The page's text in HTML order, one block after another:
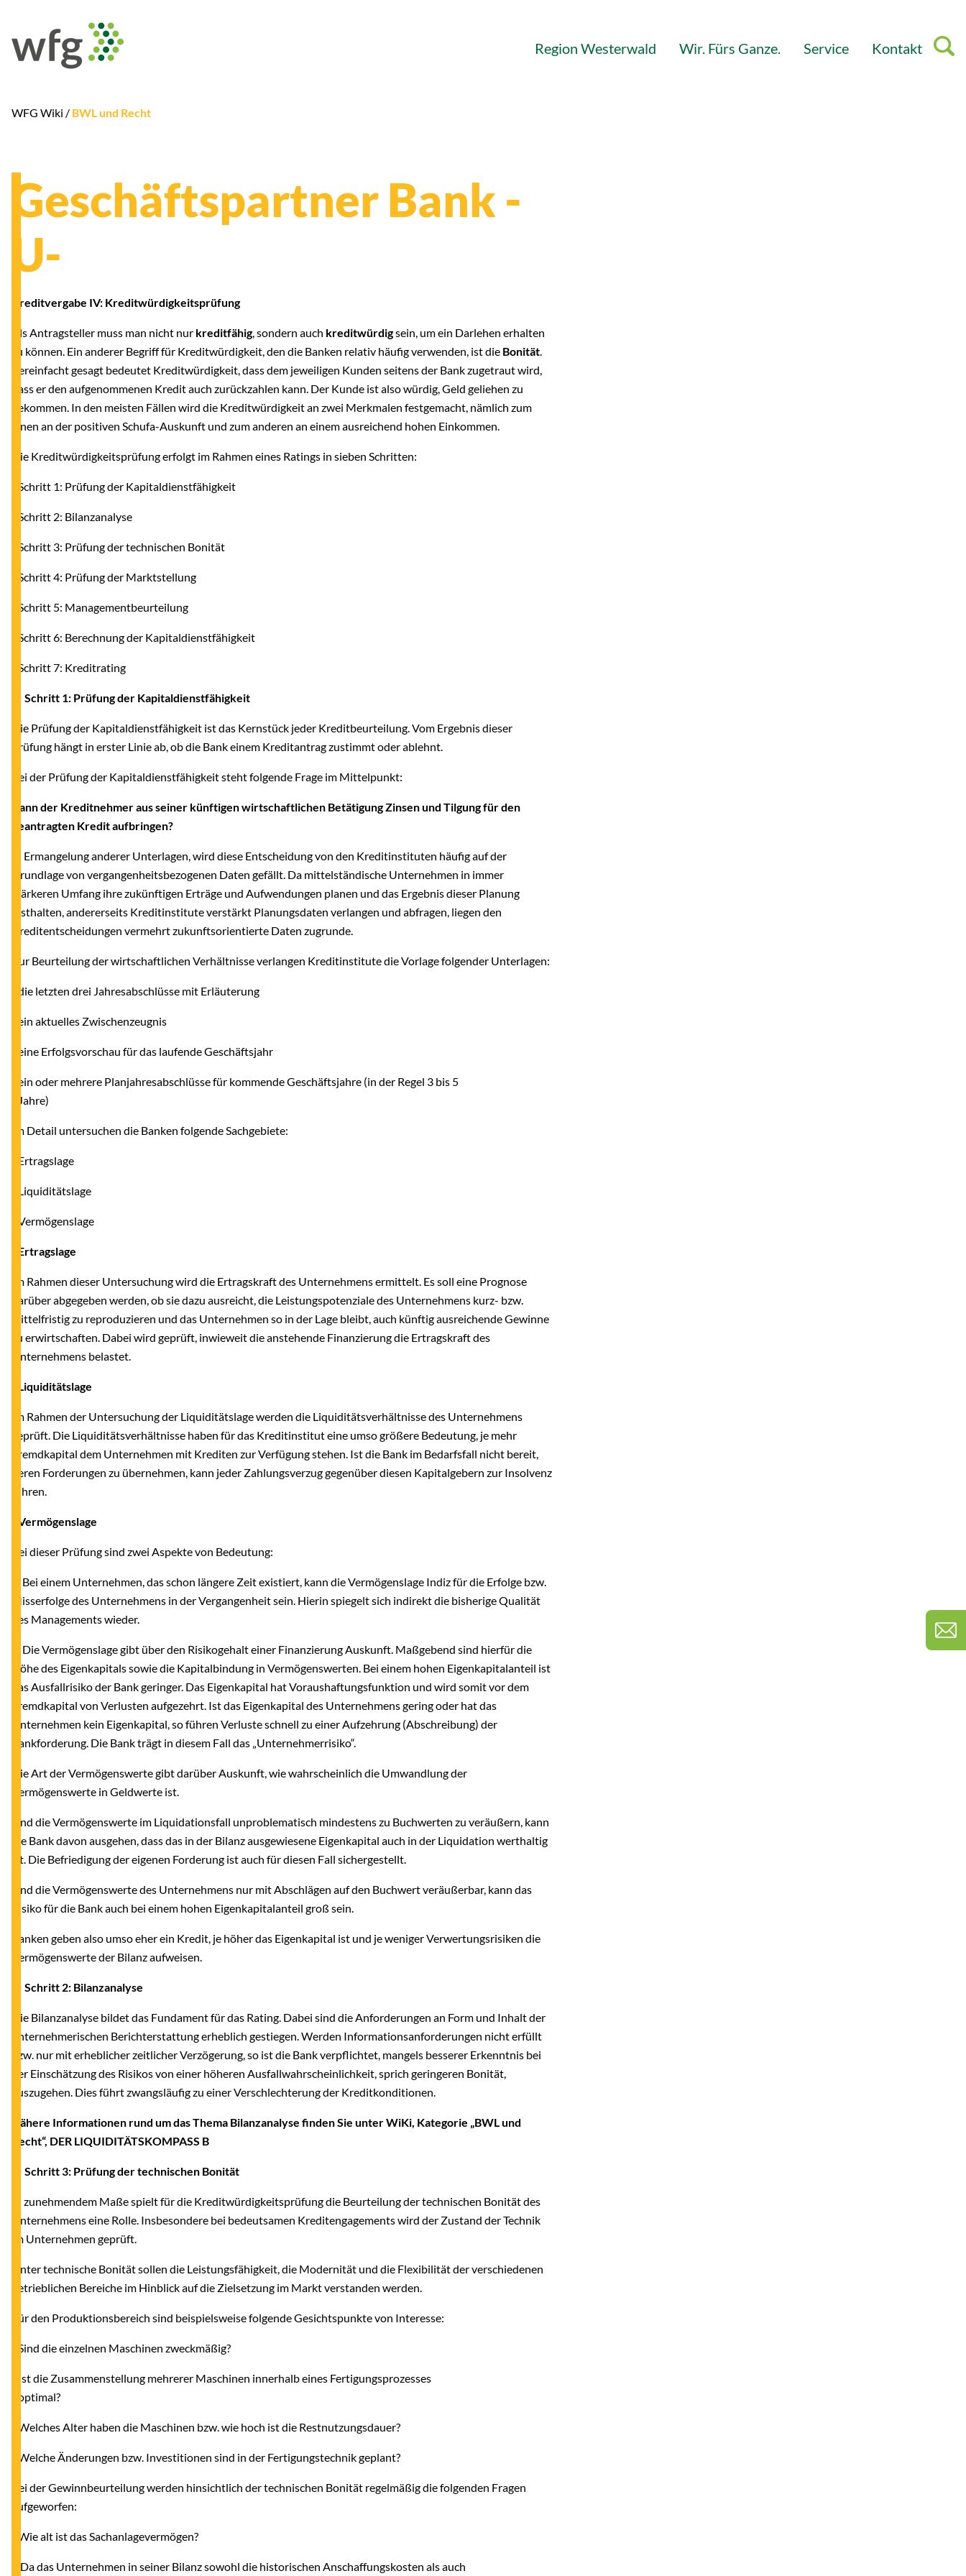
Region Westerwald Wir. Fürs Ganze. Service Kontakt
WFG Wiki / BWL und Recht
Geschäftspartner Bank -
U-
Kreditvergabe IV: Kreditwürdigkeitsprüfung
Als Antragsteller muss man nicht nur kreditfähig, sondern auch kreditwürdigsein, um ein Darlehen erhalten
zu können. Ein anderer Begriff für Kreditwürdigkeit, den die Banken relativ häufig verwenden, ist die Bonität.
Vereinfacht gesagt bedeutet Kreditwürdigkeit, dass dem jeweiligen Kunden seitens der Bank zugetraut wird,
dass er den aufgenommenen Kredit auch zurückzahlen kann. Der Kunde ist also würdig, Geld geliehen zu
bekommen. In den meisten Fällen wird die Kreditwürdigkeit an zwei Merkmalen festgemacht, nämlich zum
einen an der positiven Schufa-Auskunft und zum anderen an einem ausreichend hohen Einkommen.
Die Kreditwürdigkeitsprüfung erfolgt im Rahmen eines Ratings in sieben Schritten:
- Schritt 1: Prüfung der Kapitaldienstfähigkeit
- Schritt 2: Bilanzanalyse
- Schritt 3: Prüfung der technischen Bonität
- Schritt 4: Prüfung der Marktstellung
- Schritt 5: Managementbeurteilung
- Schritt 6: Berechnung der Kapitaldienstfähigkeit
- Schritt 7: Kreditrating
● Schritt 1: Prüfung der Kapitaldienstfähigkeit
Die Prüfung der Kapitaldienstfähigkeit ist das Kernstück jeder Kreditbeurteilung. Vom Ergebnis dieser
Prüfung hängt in erster Linie ab, ob die Bank einem Kreditantrag zustimmt oder ablehnt.
Bei der Prüfung der Kapitaldienstfähigkeit steht folgende Frage im Mittelpunkt:
Kann der Kreditnehmer aus seiner künftigen wirtschaftlichen Betätigung Zinsen und Tilgung für den
beantragten Kredit aufbringen?
In Ermangelung anderer Unterlagen, wird diese Entscheidung von den Kreditinstituten häufig auf der
Grundlage von vergangenheitsbezogenen Daten gefällt. Da mittelständische Unternehmen in immer
stärkeren Umfang ihre zukünftigen Erträge und Aufwendungen planen und das Ergebnis dieser Planung
festhalten, andererseits Kreditinstitute verstärkt Planungsdaten verlangen und abfragen, liegen den
Kreditentscheidungen vermehrt zukunftsorientierte Daten zugrunde.
Zur Beurteilung der wirtschaftlichen Verhältnisse verlangen Kreditinstitute die Vorlage folgender Unterlagen:
- die letzten drei Jahresabschlüsse mit Erläuterung
- ein aktuelles Zwischenzeugnis
- eine Erfolgsvorschau für das laufende Geschäftsjahr
- ein oder mehrere Planjahresabschlüsse für kommende Geschäftsjahre (in der Regel 3 bis 5
Jahre)
Im Detail untersuchen die Banken folgende Sachgebiete:
- Ertragslage
- Liquiditätslage
- Vermögenslage
- Ertragslage
Im Rahmen dieser Untersuchung wird die Ertragskraft des Unternehmens ermittelt. Es soll eine Prognose
darüber abgegeben werden, ob sie dazu ausreicht, die Leistungspotenziale des Unternehmens kurz- bzw.
mittelfristig zu reproduzieren und das Unternehmen so in der Lage bleibt, auch künftig ausreichende Gewinne
zu erwirtschaften. Dabei wird geprüft, inwieweit die anstehende Finanzierung die Ertragskraft des
Unternehmens belastet.
- Liquiditätslage
Im Rahmen der Untersuchung der Liquiditätslage werden die Liquiditätsverhältnisse des Unternehmens
geprüft. Die Liquiditätsverhältnisse haben für das Kreditinstitut eine umso größere Bedeutung, je mehr
Fremdkapital dem Unternehmen mit Krediten zur Verfügung stehen. Ist die Bank im Bedarfsfall nicht bereit,
deren Forderungen zu übernehmen, kann jeder Zahlungsverzug gegenüber diesen Kapitalgebern zur Insolvenz
führen.
- Vermögenslage
Bei dieser Prüfung sind zwei Aspekte von Bedeutung:
1. Bei einem Unternehmen, das schon längere Zeit existiert, kann die Vermögenslage Indiz für die Erfolge bzw.
Misserfolge des Unternehmens in der Vergangenheit sein. Hierin spiegelt sich indirekt die bisherige Qualität
des Managements wieder.
2. Die Vermögenslage gibt über den Risikogehalt einer Finanzierung Auskunft. Maßgebend sind hierfür die
Höhe des Eigenkapitals sowie die Kapitalbindung in Vermögenswerten. Bei einem hohen Eigenkapitalanteil ist
das Ausfallrisiko der Bank geringer. Das Eigenkapital hat Voraushaftungsfunktion und wird somit vor dem
Fremdkapital von Verlusten aufgezehrt. Ist das Eigenkapital des Unternehmens gering oder hat das
Unternehmen kein Eigenkapital, so führen Verluste schnell zu einer Aufzehrung (Abschreibung) der
Bankforderung. Die Bank trägt in diesem Fall das „Unternehmerrisiko“.
Die Art der Vermögenswerte gibt darüber Auskunft, wie wahrscheinlich die Umwandlung der
Vermögenswerte in Geldwerte ist.
Sind die Vermögenswerte im Liquidationsfall unproblematisch mindestens zu Buchwerten zu veräußern, kann
die Bank davon ausgehen, dass das in der Bilanz ausgewiesene Eigenkapital auch in der Liquidation werthaltig
ist. Die Befriedigung der eigenen Forderung ist auch für diesen Fall sichergestellt.
Sind die Vermögenswerte des Unternehmens nur mit Abschlägen auf den Buchwert veräußerbar, kann das
Risiko für die Bank auch bei einem hohen Eigenkapitalanteil groß sein.
Banken geben also umso eher ein Kredit, je höher das Eigenkapital ist und je weniger Verwertungsrisiken die
Vermögenswerte der Bilanz aufweisen.
● Schritt 2: Bilanzanalyse
Die Bilanzanalyse bildet das Fundament für das Rating. Dabei sind die Anforderungen an Form und Inhalt der
unternehmerischen Berichterstattung erheblich gestiegen. Werden Informationsanforderungen nicht erfüllt
bzw. nur mit erheblicher zeitlicher Verzögerung, so ist die Bank verpflichtet, mangels besserer Erkenntnis bei
der Einschätzung des Risikos von einer höheren Ausfallwahrscheinlichkeit, sprich geringeren Bonität,
auszugehen. Dies führt zwangsläufig zu einer Verschlechterung der Kreditkonditionen.
Nähere Informationen rund um das Thema Bilanzanalyse finden Sie unter WiKi, Kategorie „BWL und
Recht“, DER LIQUIDITÄTSKOMPASS B
● Schritt 3: Prüfung der technischen Bonität
In zunehmendem Maße spielt für die Kreditwürdigkeitsprüfung die Beurteilung der technischen Bonität des
Unternehmens eine Rolle. Insbesondere bei bedeutsamen Kreditengagements wird der Zustand der Technik
im Unternehmen geprüft.
Unter technische Bonität sollen die Leistungsfähigkeit, die Modernität und die Flexibilität der verschiedenen
betrieblichen Bereiche im Hinblick auf die Zielsetzung im Markt verstanden werden.
Für den Produktionsbereich sind beispielsweise folgende Gesichtspunkte von Interesse:
- Sind die einzelnen Maschinen zweckmäßig?
- Ist die Zusammenstellung mehrerer Maschinen innerhalb eines Fertigungsprozesses
optimal?
- Welches Alter haben die Maschinen bzw. wie hoch ist die Restnutzungsdauer?
- Welche Änderungen bzw. Investitionen sind in der Fertigungstechnik geplant?
Bei der Gewinnbeurteilung werden hinsichtlich der technischen Bonität regelmäßig die folgenden Fragen
aufgeworfen:
- Wie alt ist das Sachanlagevermögen?
Da das Unternehmen in seiner Bilanz sowohl die historischen Anschaffungskosten als auch